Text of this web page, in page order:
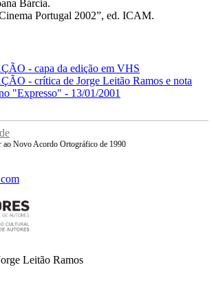
Bárcia.
Portugal 2002”, ed. ICAM.
- capa da edição em VHS
- crítica de Jorge Leitão Ramos e nota
"Expresso" - 13/01/2001
ao Novo Acordo Ortográfico de 1990
Leitão Ramos